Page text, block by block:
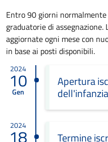
Entro 90 giorni
graduatorie di
aggiornate ogni mese con
in base ai posti disponibili.
2024
10
Gen
Apertura
dell'infanzia
2024
18 Termine